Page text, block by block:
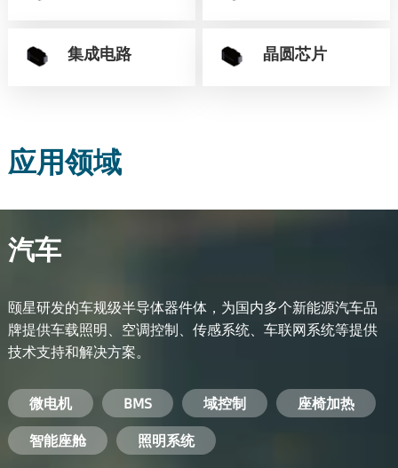
集成电路 晶圆芯片
应用领域
汽车
颐星研发的车规级半导体器件体，为国内多个新能源汽车品
牌提供车载照明、空调控制、传感系统、车联网系统等提供
技术支持和解决方案。
微电机 BMS 域控制
座椅加热
智能座舱
照明系统
电池管理系统
储能逆变器
工业电焊机 变频器
电机驱动
安防摄像头
开关电源 手机充电器
服务器电源
PC电源
电脑 手机 基站 机顶盒
智能农业 智能医疗
智能交通
智能家居